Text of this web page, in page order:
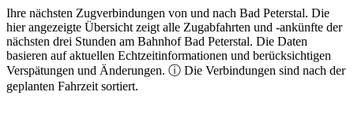
Ihre nächsten Zugverbindungen von und nach Bad Peterstal. Die
hier angezeigte Übersicht zeigt alle Zugabfahrten und -ankünfte der
nächsten drei Stunden am Bahnhof Bad Peterstal. Die Daten
basieren auf aktuellen Echtzeitinformationen und berücksichtigen
Verspätungen und Änderungen. ⓘ Die Verbindungen sind nach der
geplanten Fahrzeit sortiert.